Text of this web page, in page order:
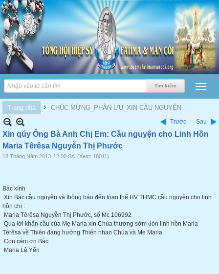
Trang nhà › CHÚC MỪNG_PHÂN ƯU_XIN CẦU NGUYỆN
Trước Sau
Xin qúy Ông Bà Anh Chị Em: Cầu nguyện cho Linh Hồn
Maria Têrêsa Nguyễn Thị Phước
18 Tháng Năm 2013 12:00 SA (Xem: 18011)
Bác kính
Xin Bác cầu nguyện và thông báo đến tòan thể HV THMC cầu nguyện cho linh
hồn chị :
Maria Têrêsa Nguyễn Thị Phước, số Mc 106992
Qua lời khẩn cầu của Mẹ Maria xin Chúa thương sớm đón linh hồn Maria
Têrêsa về Thiên đàng hưởng Thiên nhan Chúa và Mẹ Maria.
Con cám ơn Bác.
Maria Lệ Yến